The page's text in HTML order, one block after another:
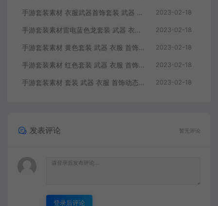
手游套装素材 衣服武器首饰套装 武器 衣服 动态内观特效 首饰无动态 2023-02-18
手游套装素材雷电蓝色龙套装 武器 衣服 首饰无内观动态特效 2023-02-18
手游套装素材 黄色套装 武器 衣服 首饰无动态内观特效 2023-02-18
手游套装素材 红色套装 武器 衣服 首饰无内观动态特效 2023-02-18
手游套装素材 套装 武器 衣服 首饰动态内观特效 2023-02-18
发表评论 暂无评论
登录后评论